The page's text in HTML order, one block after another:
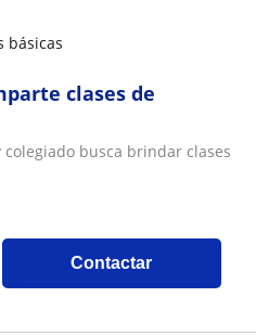
básicas
clases de
busca brindar clases
Contactar